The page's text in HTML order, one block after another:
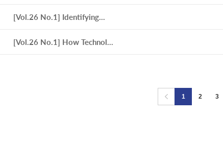
[Vol.26 No.1] Identifying...
[Vol.26 No.1] How Technol...
1 2 3